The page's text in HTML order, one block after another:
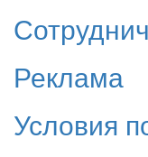
Реклама
Условия